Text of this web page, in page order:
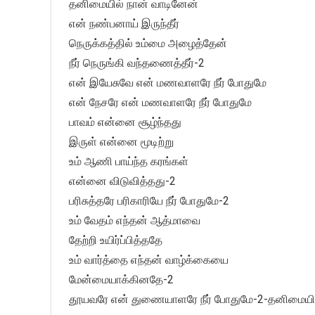
தனிமையில் நான் வாடினேன்
என் நண்பனாய் இருந்தீர்
நெருக்கத்தில் உம்மை அழைத்தேன்
நீர் நெருங்கி வந்தணைத்தீர்-2
என் இயேசுவே என் மணவாளரே நீர் போதுமே
என் நேசரே என் மணவாளரே நீர் போதுமே
பாவம் என்னை சூழ்ந்தது
இருள் என்னை மூடிற்று
உம் ஆணி பாய்ந்த கரங்கள்
என்னை விடுவித்தது-2
பரிசுத்தரே பரிகாரியே நீர் போதுமே-2
உம் வேதம் எந்தன் ஆத்மாவை
தேற்றி உயிர்ப்பித்ததே
உம் வார்த்தை எந்தன் வாழ்க்கையை
மேன்மையாக்கினதே-2
தூயவரே என் துணையாளரே நீர் போதுமே-2-